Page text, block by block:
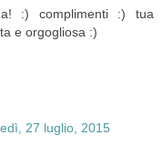
:) complimenti :) tua
e orgogliosa :)
27 luglio, 2015